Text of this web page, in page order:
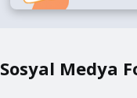
Sosyal Medya